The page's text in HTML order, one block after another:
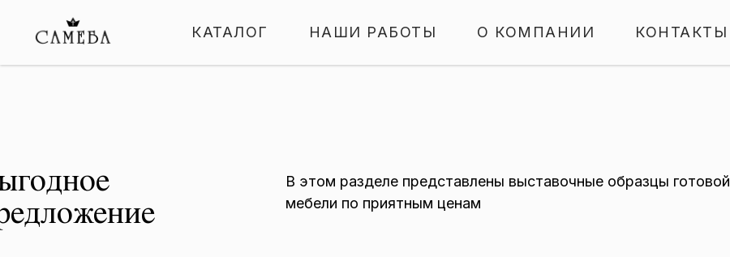
КАТАЛОГ НАШИ РАБОТЫ О КОМПАНИИ КОНТАКТЫ
В этом разделе представлены выставочные образцы готовой
мебели по приятным ценам